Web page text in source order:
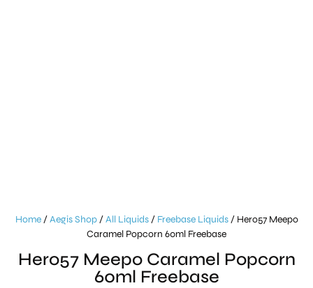
Home/Aegis Shop/All Liquids/ Freebase Liquids/ Hero57 Meepo
Caramel Popcorn 60ml Freebase
Hero57 Meepo Caramel Popcorn
60ml Freebase